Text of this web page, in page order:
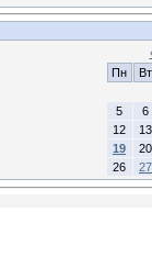
Пн
Вт
5
6
12
13
19
20
26
27